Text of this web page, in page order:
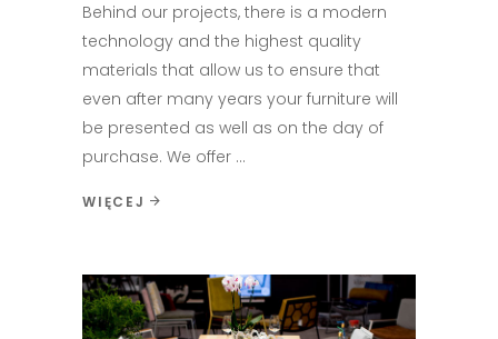
Behind our projects, there is a modern
technology and the highest quality
materials that allow us to ensure that
even after many years your furniture will
be presented as well as on the day of
purchase. We offer
WIĘCEJ